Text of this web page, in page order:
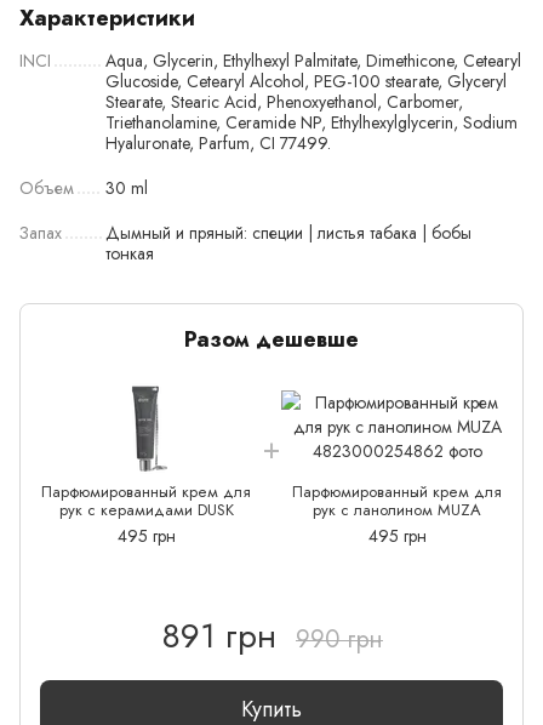
Характеристики
INCI
Aqua, Glycerin, Ethylhexyl Palmitate, Dimethicone, Cetearyl
Glucoside, Cetearyl Alcohol, PEG-100 stearate, Glyceryl
Stearate, Stearic Acid, Phenoxyethanol, Carbomer,
Triethanolamine, Ceramide NP, Ethylhexylglycerin, Sodium
Hyaluronate, Parfum, CI 77499.
Объем
30 ml
Запах
Дымный и пряный: специи | листья табака | бобы
тонкая
Разом дешевше
Парфюмированный крем для
рук с керамидами DUSK
495 грн
Парфюмированный крем для
рук с ланолином MUZA
495 грн
891 грн 990 грн
Купить